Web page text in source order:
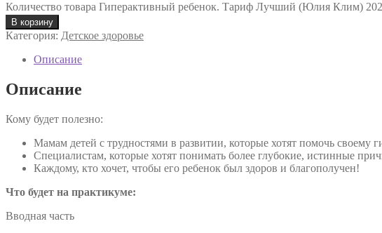
Количество товара Гиперактивный ребенок. Тариф Лучший (Юлия Клим)
В корзину
Категория: Детское здоровье
Описание
Описание
Кому будет полезно:
Мамам детей с трудностями в развитии, которые хотят помочь своему
Специалистам, которые хотят понимать более глубокие, истинные
Каждому, кто хочет, чтобы его ребенок был здоров и благополучен!
Что будет на практикуме:
Вводная часть